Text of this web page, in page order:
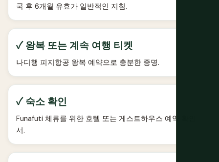
국 후 6개월 유효가 일반적인 지침.
✓ 왕복 또는 계속 여행 티켓
나디행 피지항공 왕복 예약으로 충분한 증명.
✓ 숙소 확인
Funafuti 체류를 위한 호텔 또는 게스트하우스 예약 확인
서.